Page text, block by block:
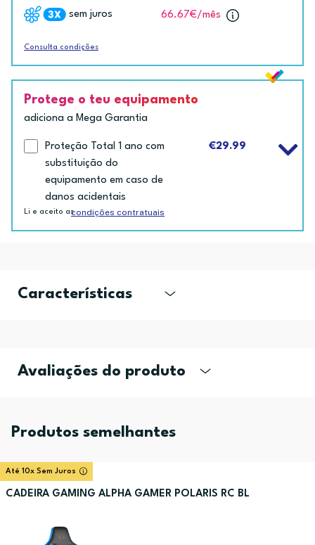
sem juros 66.67€/mês
Consulta condições
Protege o teu equipamento
adiciona a Mega Garantia
Proteção Total 1 ano com
substituição do
equipamento em caso de
danos acidentais
€29.99
Li e aceito ascondições contratuais
Características
Avaliações do produto
Produtos semelhantes
Até 10x Sem Juros
CADEIRA GAMING ALPHA GAMER POLARIS RC BL